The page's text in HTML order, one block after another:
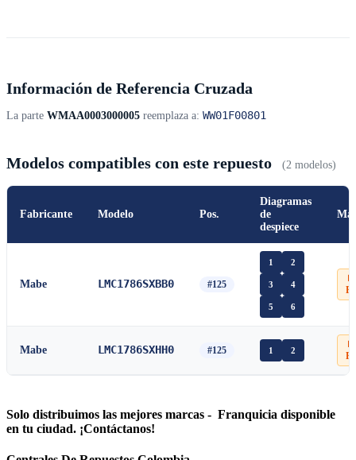
Información de Referencia Cruzada
La parte WMAA0003000005 reemplaza a: WW01F00801
Modelos compatibles con este repuesto (2 modelos)
Fabricante Modelo Pos.
Diagramas
de
despiece
Mabe LMC1786SXBB0 #125
1 2
3 4
5 6
📄
Mabe LMC1786SXHH0 #125 1 2
📄
Solo distribuimos las mejores marcas - Franquicia disponible
en tu ciudad. ¡Contáctanos!